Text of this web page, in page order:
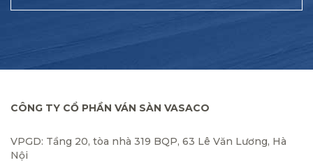
CÔNG TY CỔ PHẦN VÁN SÀN VASACO
VPGD: Tầng 20, tòa nhà 319 BQP, 63 Lê Văn Lương, Hà
Nội